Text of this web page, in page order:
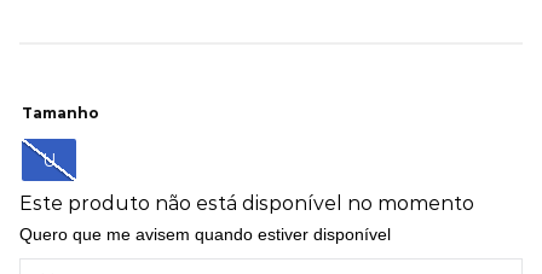
Tamanho
U
Este produto não está disponível no momento
Quero que me avisem quando estiver disponível